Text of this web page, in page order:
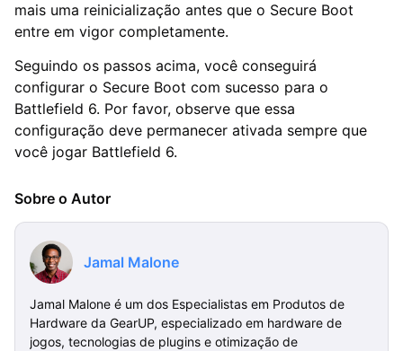
mais uma reinicialização antes que o Secure Boot
entre em vigor completamente.
Seguindo os passos acima, você conseguirá
configurar o Secure Boot com sucesso para o
Battlefield 6. Por favor, observe que essa
configuração deve permanecer ativada sempre que
você jogar Battlefield 6.
Sobre o Autor
Jamal Malone
Jamal Malone é um dos Especialistas em Produtos de
Hardware da GearUP, especializado em hardware de
jogos, tecnologias de plugins e otimização de